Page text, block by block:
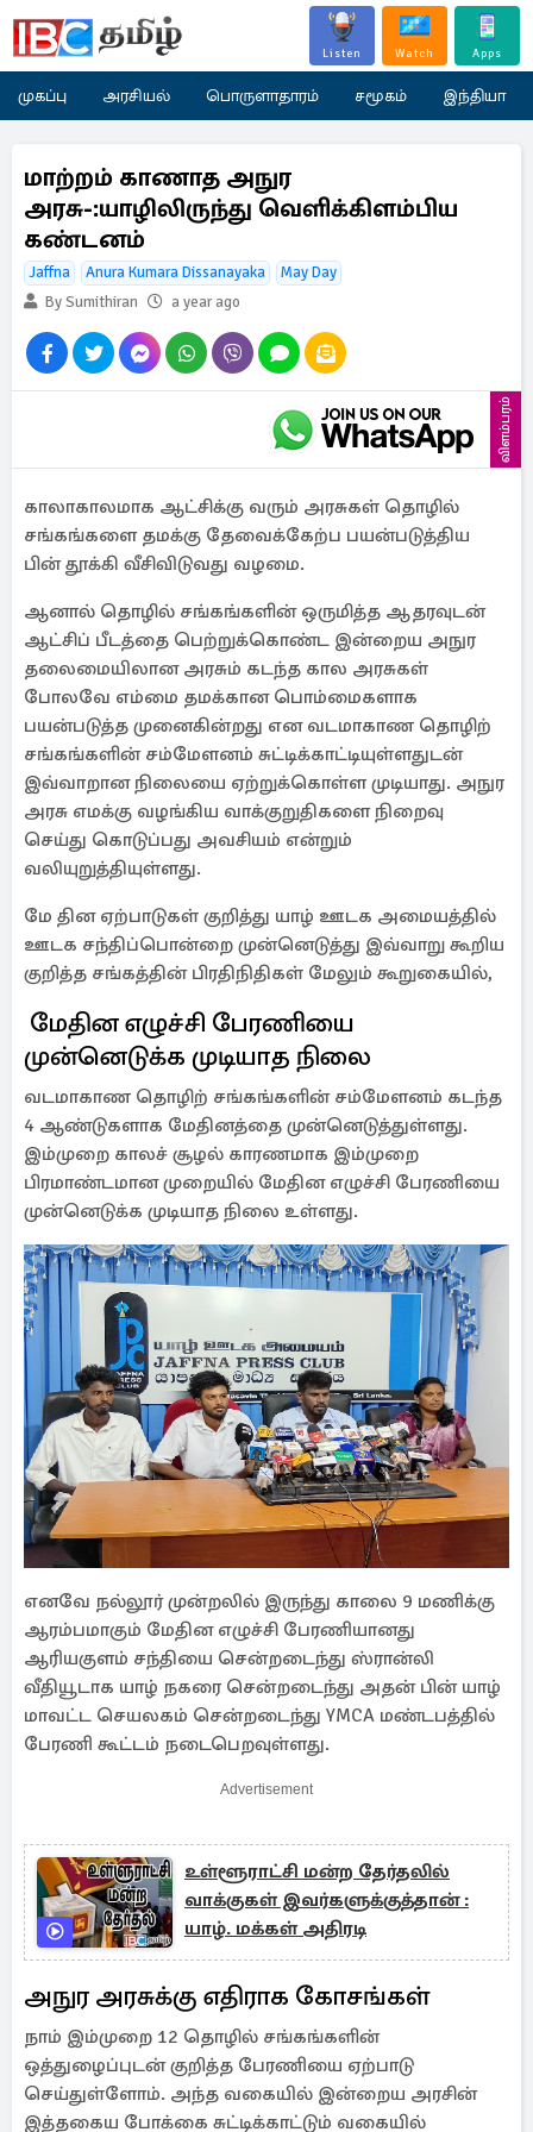
Listen Watch Apps
முகப்பு அரசியல் பொருளாதாரம் சமூகம் இந்தியா
மாற்றம் காணாத அநுர
அரசு-:யாழிலிருந்து வெளிக்கிளம்பிய
கண்டனம்
Jaffna Anura Kumara Dissanayaka
May Day
By Sumithiran
a year ago
விளம்பரம்
காலாகாலமாக ஆட்சிக்கு வரும் அரசுகள் தொழில்
சங்கங்களை தமக்கு தேவைக்கேற்ப பயன்படுத்திய
பின் தூக்கி வீசிவிடுவது வழமை.
ஆனால் தொழில் சங்கங்களின் ஒருமித்த ஆதரவுடன்
ஆட்சிப் பீடத்தை பெற்றுக்கொண்ட இன்றைய அநுர
தலைமையிலான அரசும் கடந்த கால அரசுகள்
போலவே எம்மை தமக்கான பொம்மைகளாக
பயன்படுத்த முனைகின்றது என வடமாகாண தொழிற்
சங்கங்களின் சம்மேளனம் சுட்டிக்காட்டியுள்ளதுடன்
இவ்வாறான நிலையை ஏற்றுக்கொள்ள முடியாது. அநுர
அரசு எமக்கு வழங்கிய வாக்குறுதிகளை நிறைவு
செய்து கொடுப்பது அவசியம் என்றும்
வலியுறுத்தியுள்ளது.
மே தின ஏற்பாடுகள் குறித்து யாழ் ஊடக அமையத்தில்
ஊடக சந்திப்பொன்றை முன்னெடுத்து இவ்வாறு கூறிய
குறித்த சங்கத்தின் பிரதிநிதிகள் மேலும் கூறுகையில்,
மேதின எழுச்சி பேரணியை
முன்னெடுக்க முடியாத நிலை
வடமாகாண தொழிற் சங்கங்களின் சம்மேளனம் கடந்த
4 ஆண்டுகளாக மேதினத்தை முன்னெடுத்துள்ளது.
இம்முறை காலச் சூழல் காரணமாக இம்முறை
பிரமாண்டமான முறையில் மேதின எழுச்சி பேரணியை
முன்னெடுக்க முடியாத நிலை உள்ளது.
எனவே நல்லூர் முன்றலில் இருந்து காலை 9 மணிக்கு
ஆரம்பமாகும் மேதின எழுச்சி பேரணியானது
ஆரியகுளம் சந்தியை சென்றடைந்து ஸ்ரான்லி
வீதியூடாக யாழ் நகரை சென்றடைந்து அதன் பின் யாழ்
மாவட்ட செயலகம் சென்றடைந்து YMCA மண்டபத்தில்
பேரணி கூட்டம் நடைபெறவுள்ளது.
Advertisement
உள்ளூராட்சி மன்ற தேர்தலில்
வாக்குகள் இவர்களுக்குத்தான் :
யாழ். மக்கள் அதிரடி
அநுர அரசுக்கு எதிராக கோசங்கள்
நாம் இம்முறை 12 தொழில் சங்கங்களின்
ஒத்துழைப்புடன் குறித்த பேரணியை ஏற்பாடு
செய்துள்ளோம். அந்த வகையில் இன்றைய அரசின்
இத்தகைய போக்கை சுட்டிக்காட்டும் வகையில்